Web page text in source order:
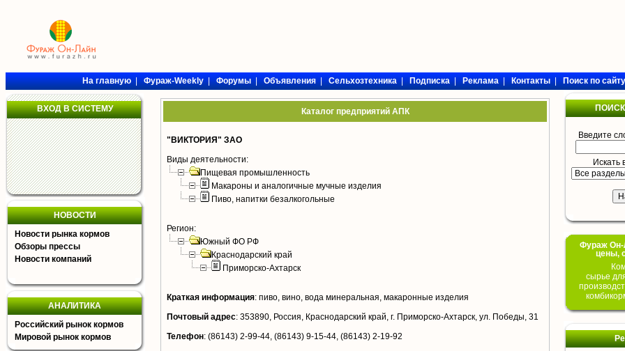
На главную|Фураж-Weekly|Форумы|Объявления|Сельхозтехника|Подписка|Реклама|Контакты|Поиск по сайту
ВХОД В СИСТЕМУ
НОВОСТИ
Новости рынка кормов
Обзоры прессы
Новости компаний
АНАЛИТИКА
Российский рынок кормов
Мировой рынок кормов
Каталог предприятий АПК
"ВИКТОРИЯ" ЗАО
Виды деятельности:
Пищевая промышленность
Макароны и аналогичные мучные изделия
Пиво, напитки безалкогольные
Регион:
Южный ФО РФ
Краснодарский край
Приморско-Ахтарск
Краткая информация: пиво, вино, вода минеральная, макаронные изделия
Почтовый адрес: 353890, Россия, Краснодарский край, г. Приморско-Ахтарск, ул. Победы, 31
Телефон: (86143) 2-99-44, (86143) 9-15-44, (86143) 2-19-92
Введите
Искать
Фураж Он-
цены,
сырье